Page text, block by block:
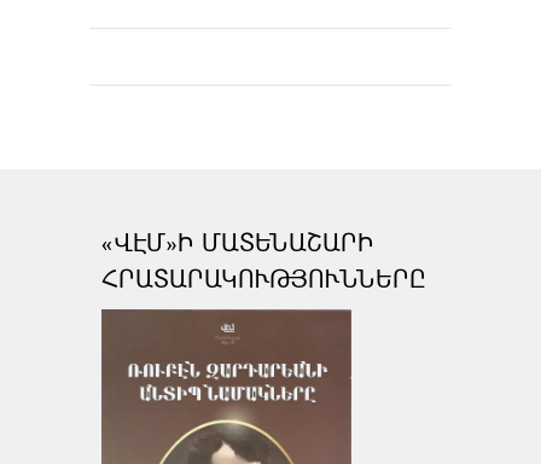
«ՎԷՄ»Ի ՄԱՏԵՆԱՇԱՐԻ
ՀՐԱՏԱՐԱԿՈՒԹՅՈՒՆՆԵՐԸ